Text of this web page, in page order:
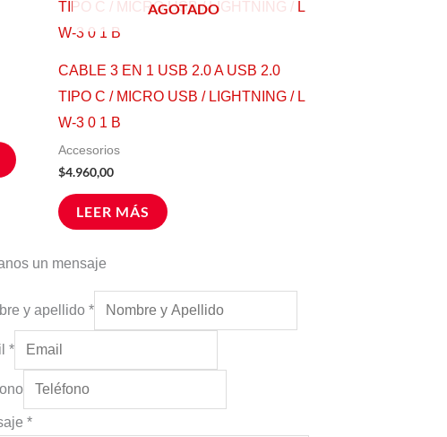
producto
se
la
de
producto
AGOTADO
CABLE 3 EN 1 USB 2.0 A USB 2.0
TIPO C / MICRO USB / LIGHTNING / L
W-3 0 1 B
Accesorios
$4.960,00
LEER MÁS
un mensaje
y apellido *
*
*